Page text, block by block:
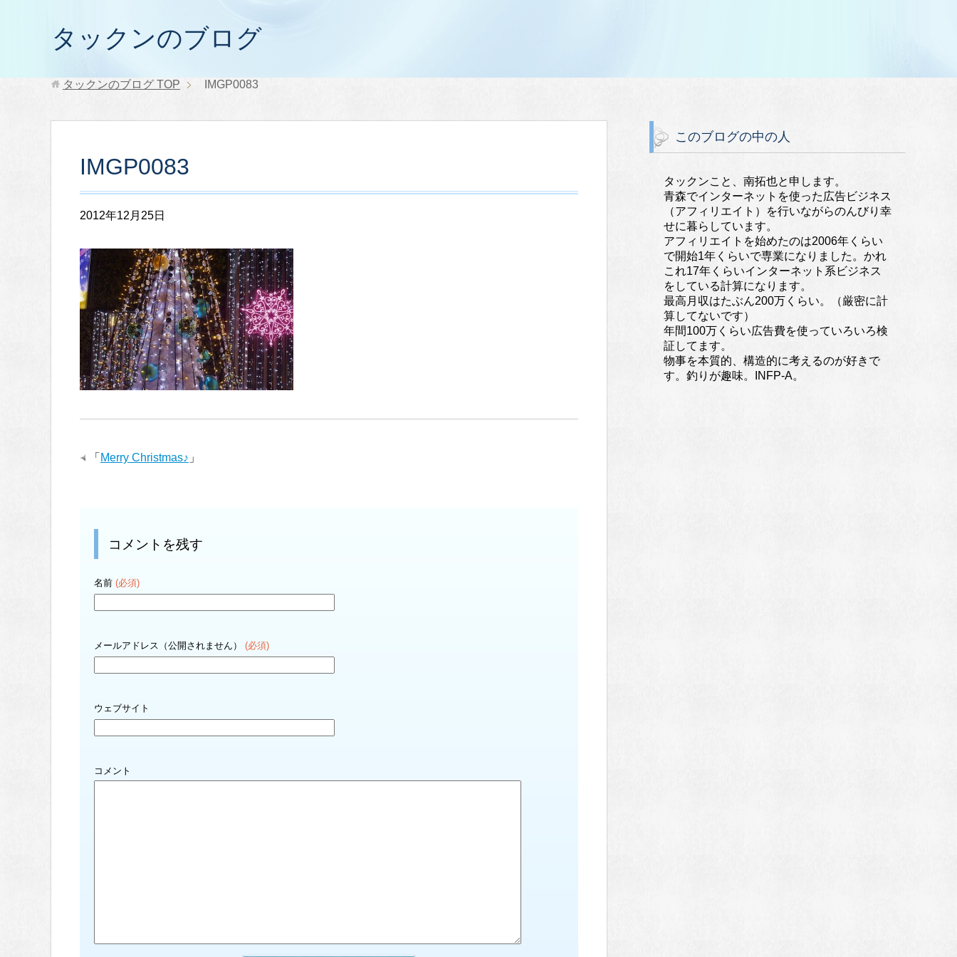
タックンのブログ
タックンのブログ TOP IMGP0083
IMGP0083
2012年12月25日
「 Merry Christmas♪ 」
コメントを残す
名前 (必須)
メールアドレス（公開されません） (必須)
ウェブサイト
コメント
このブログの中の人
タックンこと、南拓也と申します。
青森でインターネットを使った広告ビジネス
（アフィリエイト）を行いながらのんびり幸
せに暮らしています。
アフィリエイトを始めたのは2006年くらい
で開始1年くらいで専業になりました。かれ
これ17年くらいインターネット系ビジネス
をしている計算になります。
最高月収はたぶん200万くらい。（厳密に計
算してないです）
年間100万くらい広告費を使っていろいろ検
証してます。
物事を本質的、構造的に考えるのが好きで
す。釣りが趣味。INFP-A。